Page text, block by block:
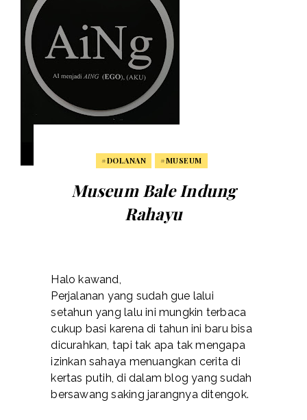
#DOLANAN #MUSEUM
Museum Bale Indung
Rahayu
Halo kawand,
Perjalanan yang sudah gue lalui
setahun yang lalu ini mungkin terbaca
cukup basi karena di tahun ini baru bisa
dicurahkan, tapi tak apa tak mengapa
izinkan sahaya menuangkan cerita di
kertas putih, di dalam blog yang sudah
bersawang saking jarangnya ditengok.